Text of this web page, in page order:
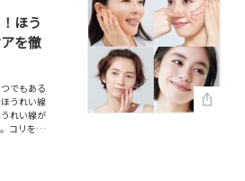
ほう
を徹
でもある
うれい線
れい線が
。コリを…